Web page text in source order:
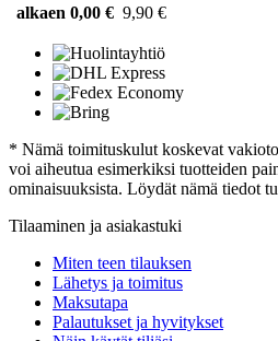
alkaen 0,00 € 9,90 €
* Nämä toimituskulut koskevat
voi aiheutua esimerkiksi tuotteiden
ominaisuuksista. Löydät nämä tiedot
Tilaaminen ja asiakastuki
Miten teen tilauksen
Lähetys ja toimitus
Maksutapa
Palautukset ja hyvitykset